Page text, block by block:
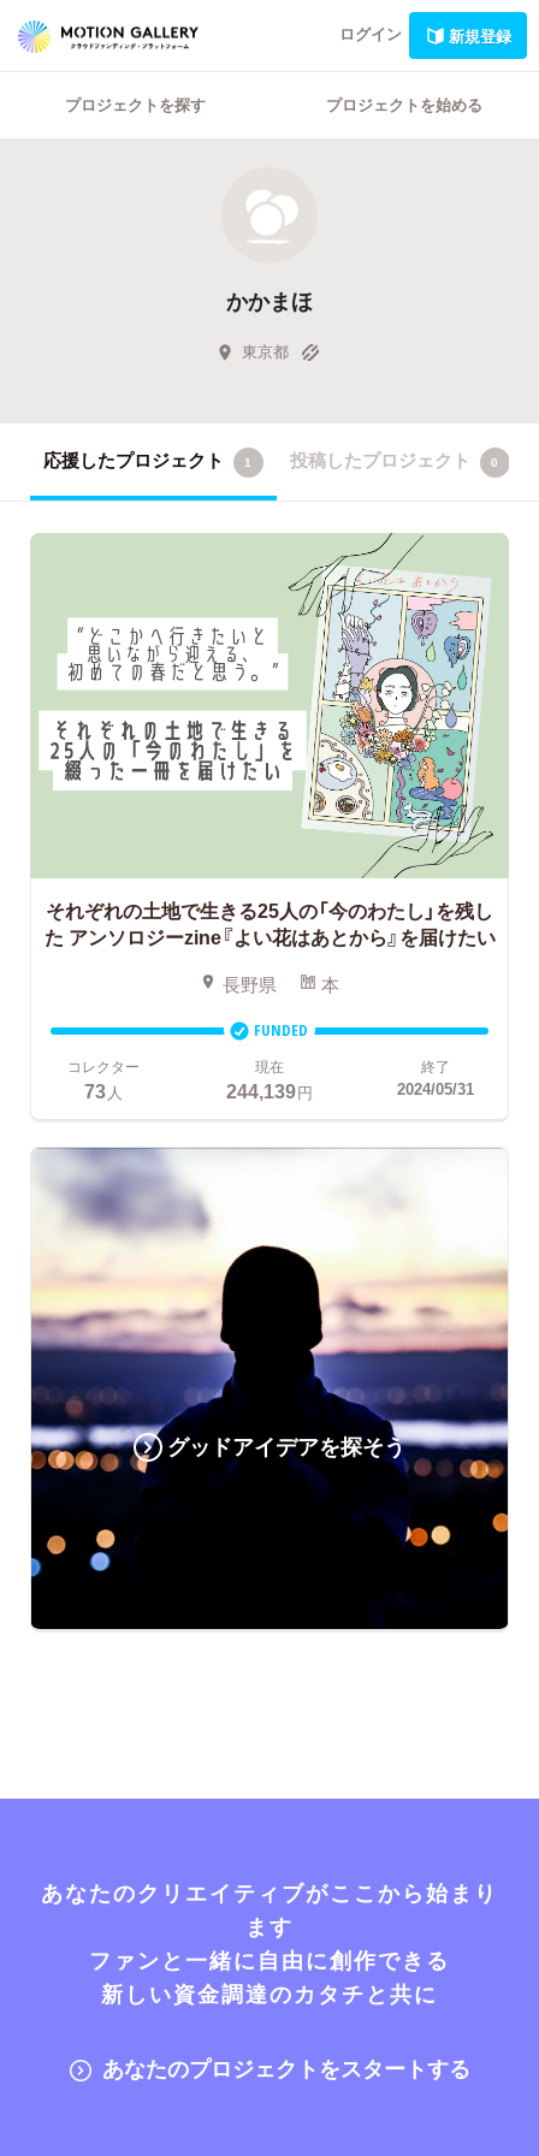
ログイン 新規登録
プロジェクトを探す プロジェクトを始める
かかまほ
東京都
応援したプロジェクト 1 投稿したプロジェクト 0
それぞれの土地で生きる25人の「今のわたし」を残し
た アンソロジーzine『よい花はあとから』を届けたい
長野県 本
FUNDED
コレクター
73 人
現在
244,139円
終了
2024/05/31
グッドアイデアを探そう
あなたのクリエイティブがここから始まり
ます
ファンと一緒に自由に創作できる
新しい資金調達のカタチと共に
あなたのプロジェクトをスタートする